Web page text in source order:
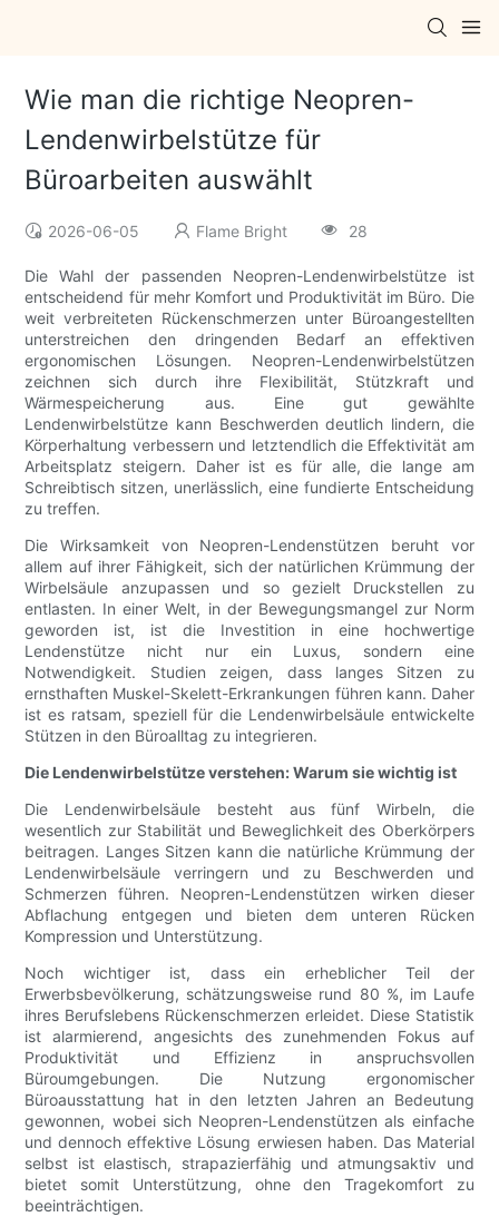
Wie man die richtige Neopren-
Lendenwirbelstütze für
Büroarbeiten auswählt
2026-06-05 Flame Bright 28
Die Wahl der passenden Neopren-Lendenwirbelstütze ist
entscheidend für mehr Komfort und Produktivität im Büro. Die
weit verbreiteten Rückenschmerzen unter Büroangestellten
unterstreichen den dringenden Bedarf an effektiven
ergonomischen Lösungen. Neopren-Lendenwirbelstützen
zeichnen sich durch ihre Flexibilität, Stützkraft und
Wärmespeicherung aus. Eine gut gewählte
Lendenwirbelstütze kann Beschwerden deutlich lindern, die
Körperhaltung verbessern und letztendlich die Effektivität am
Arbeitsplatz steigern. Daher ist es für alle, die lange am
Schreibtisch sitzen, unerlässlich, eine fundierte Entscheidung
zu treffen.
Die Wirksamkeit von Neopren-Lendenstützen beruht vor
allem auf ihrer Fähigkeit, sich der natürlichen Krümmung der
Wirbelsäule anzupassen und so gezielt Druckstellen zu
entlasten. In einer Welt, in der Bewegungsmangel zur Norm
geworden ist, ist die Investition in eine hochwertige
Lendenstütze nicht nur ein Luxus, sondern eine
Notwendigkeit. Studien zeigen, dass langes Sitzen zu
ernsthaften Muskel-Skelett-Erkrankungen führen kann. Daher
ist es ratsam, speziell für die Lendenwirbelsäule entwickelte
Stützen in den Büroalltag zu integrieren.
Die Lendenwirbelstütze verstehen: Warum sie wichtig ist
Die Lendenwirbelsäule besteht aus fünf Wirbeln, die
wesentlich zur Stabilität und Beweglichkeit des Oberkörpers
beitragen. Langes Sitzen kann die natürliche Krümmung der
Lendenwirbelsäule verringern und zu Beschwerden und
Schmerzen führen. Neopren-Lendenstützen wirken dieser
Abflachung entgegen und bieten dem unteren Rücken
Kompression und Unterstützung.
Noch wichtiger ist, dass ein erheblicher Teil der
Erwerbsbevölkerung, schätzungsweise rund 80 %, im Laufe
ihres Berufslebens Rückenschmerzen erleidet. Diese Statistik
ist alarmierend, angesichts des zunehmenden Fokus auf
Produktivität und Effizienz in anspruchsvollen
Büroumgebungen. Die Nutzung ergonomischer
Büroausstattung hat in den letzten Jahren an Bedeutung
gewonnen, wobei sich Neopren-Lendenstützen als einfache
und dennoch effektive Lösung erwiesen haben. Das Material
selbst ist elastisch, strapazierfähig und atmungsaktiv und
bietet somit Unterstützung, ohne den Tragekomfort zu
beeinträchtigen.